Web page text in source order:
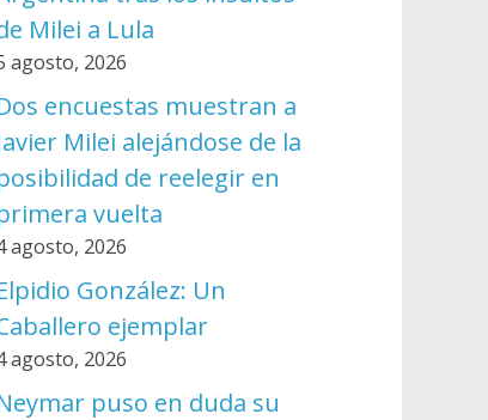
Milei a Lula
agosto, 2026
encuestas muestran a
Milei alejándose de la
de reelegir en
vuelta
agosto, 2026
González: Un
ejemplar
agosto, 2026
puso en duda su